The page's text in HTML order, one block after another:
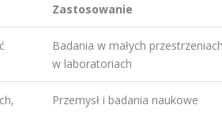
Zastosowanie
Badania w małych
w laboratoriach
Przemysł i badania naukowe